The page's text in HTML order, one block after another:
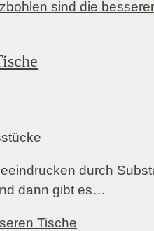
durch
dann gibt es…
Tische